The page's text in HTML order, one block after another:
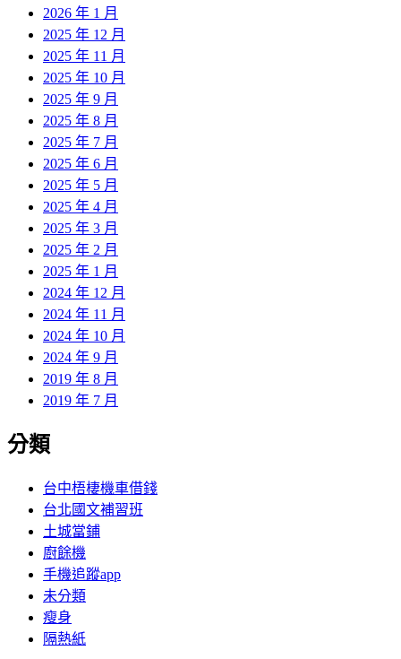
2026 年 1 月
2025 年 12 月
2025 年 11 月
2025 年 10 月
2025 年 9 月
2025 年 8 月
2025 年 7 月
2025 年 6 月
2025 年 5 月
2025 年 4 月
2025 年 3 月
2025 年 2 月
2025 年 1 月
2024 年 12 月
2024 年 11 月
2024 年 10 月
2024 年 9 月
2019 年 8 月
2019 年 7 月
分類
台中梧棲機車借錢
台北國文補習班
土城當鋪
廚餘機
手機追蹤app
未分類
瘦身
隔熱紙